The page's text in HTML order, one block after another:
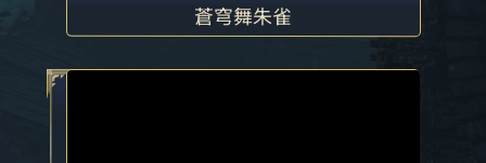
蒼穹舞朱雀